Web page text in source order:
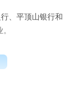
、平顶山银行和